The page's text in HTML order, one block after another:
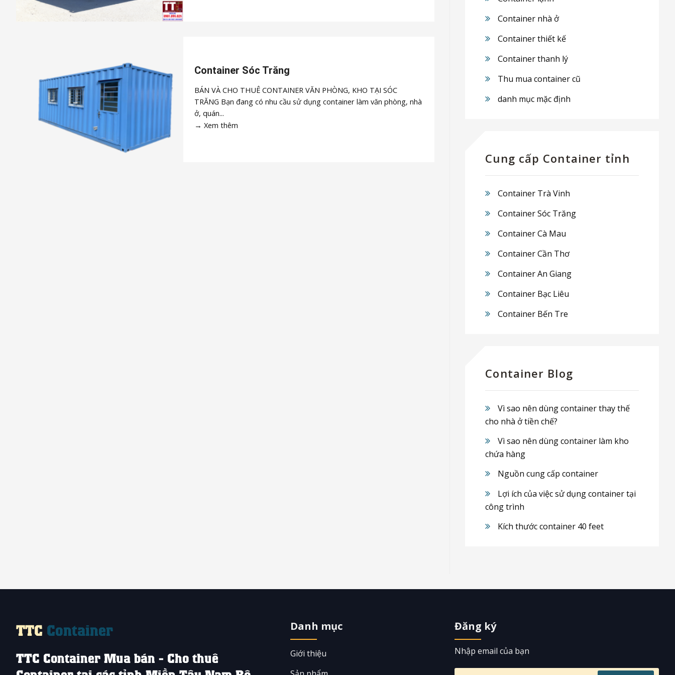
Container Sóc Trăng
BÁN VÀ CHO THUÊ CONTAINER VĂN PHÒNG, KHO TẠI SÓC
TRĂNG Bạn đang có nhu cầu sử dụng container làm văn phòng, nhà
ở, quán...
Container nhà ở
Container thiết kế
Container thanh lý
Thu mua container cũ
danh mục mặc định
Cung cấp Container tỉnh
Container Trà Vinh
Container Sóc Trăng
Container Cà Mau
Container Cần Thơ
Container An Giang
Container Bạc Liêu
Container Bến Tre
Container Blog
Vì sao nên dùng container thay thế
cho nhà ở tiền chế?
Vì sao nên dùng container làm kho
chứa hàng
Nguồn cung cấp container
Lợi ích của việc sử dụng container tại
công trình
Kích thước container 40 feet
TTC Container
TTC Container Mua bán - Cho thuê
Danh mục
Giới thiệu
Đăng ký
Nhập email của bạn